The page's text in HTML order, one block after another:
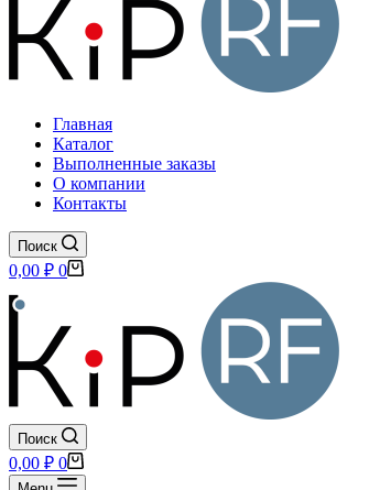
Главная
Каталог
Выполненные заказы
О компании
Контакты
Поиск
Корзина
0,00 ₽ 0
Поиск
Корзина
0,00 ₽ 0